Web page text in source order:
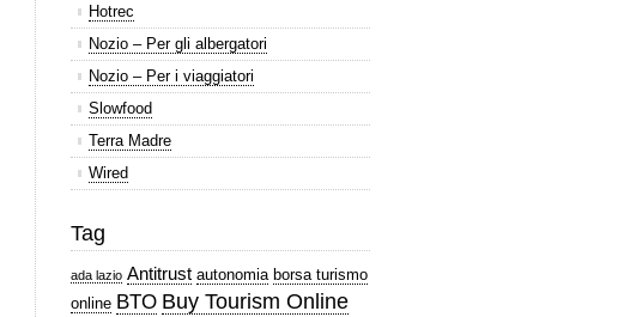
Hotrec
Nozio – Per gli albergatori
Nozio – Per i viaggiatori
Slowfood
Terra Madre
Wired
Tag
ada lazio Antitrust autonomia borsa turismo
online BTO Buy Tourism Online